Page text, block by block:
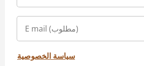
سياسة الخصوصية